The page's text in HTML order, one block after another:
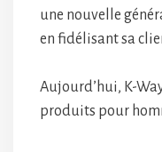
une nouvelle
en fidélisant sa
Aujourd’hui, K-
produits pour